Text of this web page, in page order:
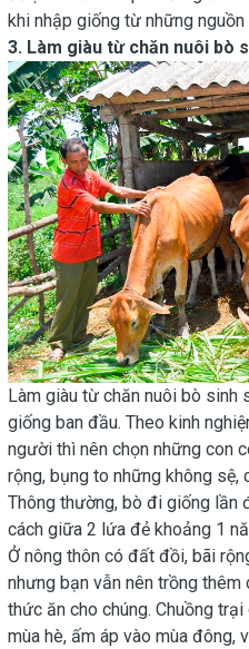
khi nhập giống từ những nguồn
3. Làm giàu từ chăn nuôi bò
Làm giàu từ chăn nuôi bò sinh
giống ban đầu. Theo kinh
người thì nên chọn những con
rộng, bụng to những không sệ,
Thông thường, bò đi giống lần
cách giữa 2 lứa đẻ khoảng 1
Ở nông thôn có đất đồi, bãi
nhưng bạn vẫn nên trồng
thức ăn cho chúng. Chuồng
mùa hè, ấm áp vào mùa